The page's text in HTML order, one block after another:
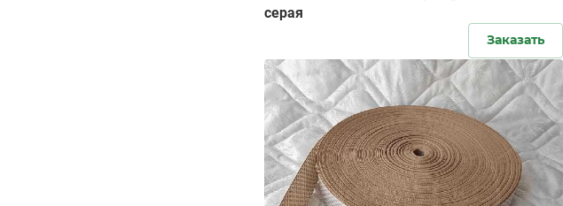
серая
Заказать